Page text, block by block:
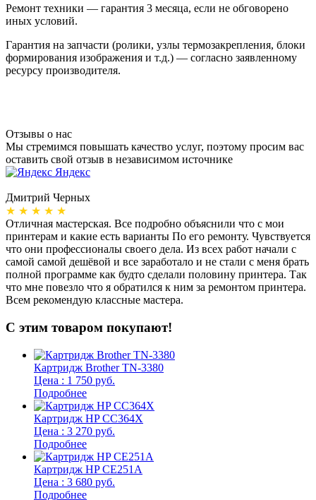
Ремонт техники — гарантия 3 месяца, если не обговорено
иных условий.
Гарантия на запчасти (ролики, узлы термозакрепления, блоки
формирования изображения и т.д.) — согласно заявленному
ресурсу производителя.
Отзывы о нас
Мы стремимся повышать качество услуг, поэтому просим вас
оставить свой отзыв в независимом источнике
Яндекс
Дмитрий Черных
★ ★ ★ ★ ★
Отличная мастерская. Все подробно объяснили что с мои
принтерам и какие есть варианты По его ремонту. Чувствуется
что они профессионалы своего дела. Из всех работ начали с
самой самой дешёвой и все заработало и не стали с меня брать
полной программе как будто сделали половину принтера. Так
что мне повезло что я обратился к ним за ремонтом принтера.
Всем рекомендую классные мастера.
С этим товаром покупают!
Картридж Brother TN-3380
Цена : 1 750 руб.
Подробнее
Картридж HP CC364X
Цена : 3 270 руб.
Подробнее
Картридж HP CE251A
Цена : 3 680 руб.
Подробнее